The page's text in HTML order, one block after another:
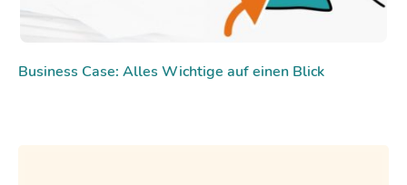
Business Case: Alles Wichtige auf einen Blick